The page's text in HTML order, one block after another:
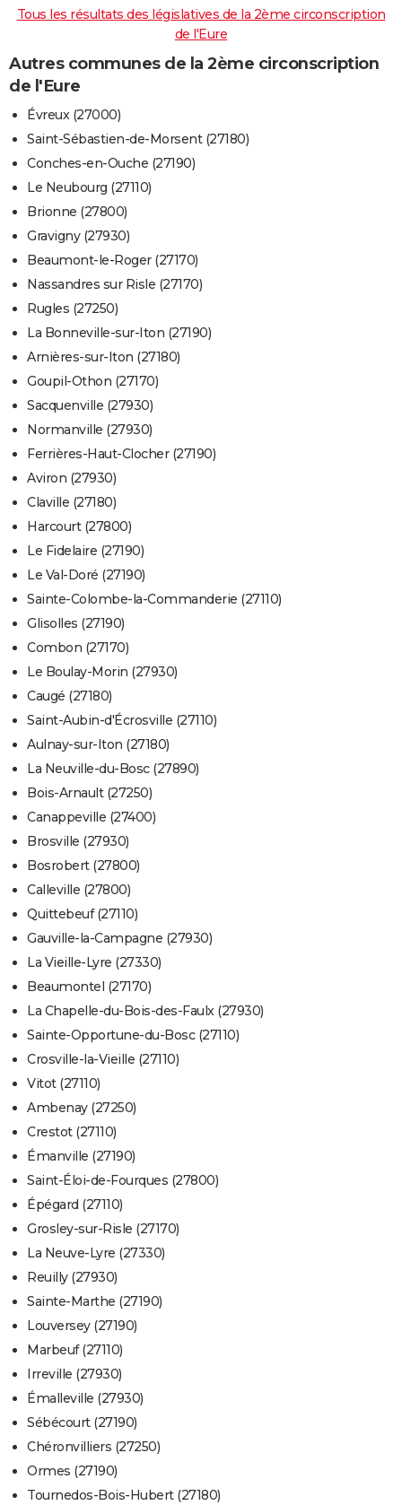
Tous les résultats des législatives de la 2ème circonscription
de l'Eure
Autres communes de la 2ème circonscription
de l'Eure
Évreux (27000)
Saint-Sébastien-de-Morsent (27180)
Conches-en-Ouche (27190)
Le Neubourg (27110)
Brionne (27800)
Gravigny (27930)
Beaumont-le-Roger (27170)
Nassandres sur Risle (27170)
Rugles (27250)
La Bonneville-sur-Iton (27190)
Arnières-sur-Iton (27180)
Goupil-Othon (27170)
Sacquenville (27930)
Normanville (27930)
Ferrières-Haut-Clocher (27190)
Aviron (27930)
Claville (27180)
Harcourt (27800)
Le Fidelaire (27190)
Le Val-Doré (27190)
Sainte-Colombe-la-Commanderie (27110)
Glisolles (27190)
Combon (27170)
Le Boulay-Morin (27930)
Caugé (27180)
Saint-Aubin-d'Écrosville (27110)
Aulnay-sur-Iton (27180)
La Neuville-du-Bosc (27890)
Bois-Arnault (27250)
Canappeville (27400)
Brosville (27930)
Bosrobert (27800)
Calleville (27800)
Quittebeuf (27110)
Gauville-la-Campagne (27930)
La Vieille-Lyre (27330)
Beaumontel (27170)
La Chapelle-du-Bois-des-Faulx (27930)
Sainte-Opportune-du-Bosc (27110)
Crosville-la-Vieille (27110)
Vitot (27110)
Ambenay (27250)
Crestot (27110)
Émanville (27190)
Saint-Éloi-de-Fourques (27800)
Épégard (27110)
Grosley-sur-Risle (27170)
La Neuve-Lyre (27330)
Reuilly (27930)
Sainte-Marthe (27190)
Louversey (27190)
Marbeuf (27110)
Irreville (27930)
Émalleville (27930)
Sébécourt (27190)
Chéronvilliers (27250)
Ormes (27190)
Tournedos-Bois-Hubert (27180)